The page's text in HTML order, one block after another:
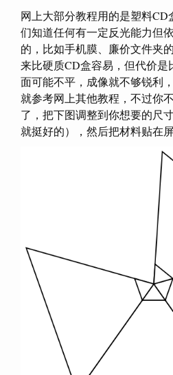
网上大部分教程用的是塑料
们知道任何有一定反光能力但
的，比如手机膜、廉价文件
来比硬质CD盒容易，但代价是
面可能不平，成像就不够锐利
就参考网上其他教程，不过你
了，把下图调整到你想要的尺
就挺好的），然后把材料贴在